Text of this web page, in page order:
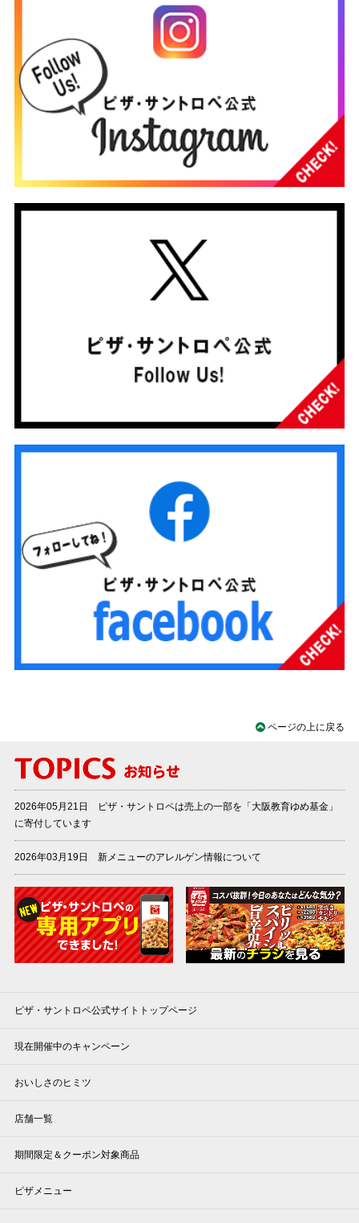
ページの上に戻る
2026年05月21日 ピザ・サントロペは売上の一部を「大阪教育ゆめ基金」
に寄付しています
2026年03月19日 新メニューのアレルゲン情報について
ピザ・サントロペ公式サイトトップページ
現在開催中のキャンペーン
おいしさのヒミツ
店舗一覧
期間限定＆クーポン対象商品
ピザメニュー